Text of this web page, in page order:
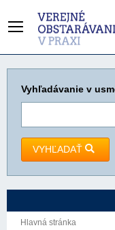
Vyhľadávanie v
VYHĽADAŤ
Hlavná stránka